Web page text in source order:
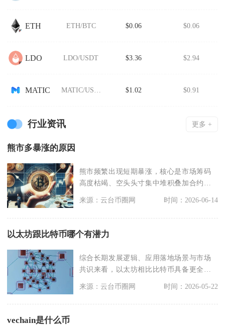
ETH ETH/BTC $0.06 $0.06
LDO LDO/USDT $3.36 $2.94
MATIC MATIC/USDT $1.02 $0.91
行业资讯 更多 +
熊市多暴涨的原因
熊市频繁出现短期暴涨，核心是市场筹码
高度枯竭、空头头寸集中堆积叠加合约杠
来源：云台币圈网 时间：2026-06-14
以太坊跟比特币哪个有潜力
综合长期发展逻辑、应用落地场景与市场
共识来看，以太坊相比比特币具备更全面
来源：云台币圈网 时间：2026-05-22
vechain是什么币